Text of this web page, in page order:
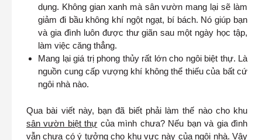
dụng. Không gian xanh mà sân vườn mang lại sẽ làm
giảm đi bầu không khí ngột ngạt, bí bách. Nó giúp bạn
và gia đình luôn được thư giãn sau một ngày học tập,
làm việc căng thẳng.
Mang lại giá trị phong thủy rất lớn cho ngôi biệt thự. Là
nguồn cung cấp vượng khí không thể thiếu của bất cứ
ngôi nhà nào.
Qua bài viết này, bạn đã biết phải làm thế nào cho khu
sân vườn biệt thự của mình chưa? Nếu bạn và gia đình
vẫn chưa có ý tưởng cho khu vực này của ngôi nhà. Vậy